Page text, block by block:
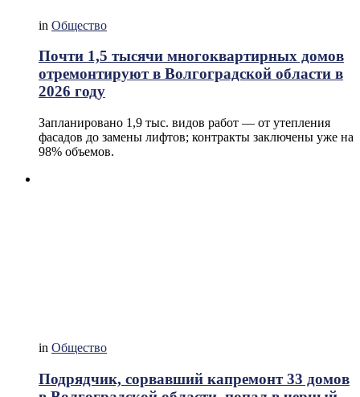
in Общество
Почти 1,5 тысячи многоквартирных домов
отремонтируют в Волгоградской области в
2026 году
Запланировано 1,9 тыс. видов работ — от утепления
фасадов до замены лифтов; контракты заключены уже на
98% объемов.
in Общество
Подрядчик, сорвавший капремонт 33 домов